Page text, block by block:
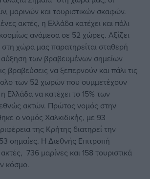
μαρινών και τουριστικών σκαφών.
ακτές, η Ελλάδα κατέχει και πάλι
ανάμεσα σε 52 χώρες. Αξίζει
στη χώρα μας παρατηρείται σταθερή
αύξηση των βραβευμένων σημείων
βραβεύσεις να ξεπερνούν και πάλι τις
των 52 χωρών που συμμετέχουν
Ελλάδα να κατέχει το 15% των
ακτών. Πρώτος νομός στην
ο νομός Χαλκιδικής, με 93
της Κρήτης διατηρεί την
σημαίες. Η Διεθνής Επιτροπή
736 μαρίνες και 158 τουριστικά
κόσμο.